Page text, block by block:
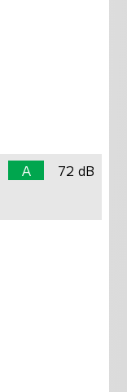
A 72 dB